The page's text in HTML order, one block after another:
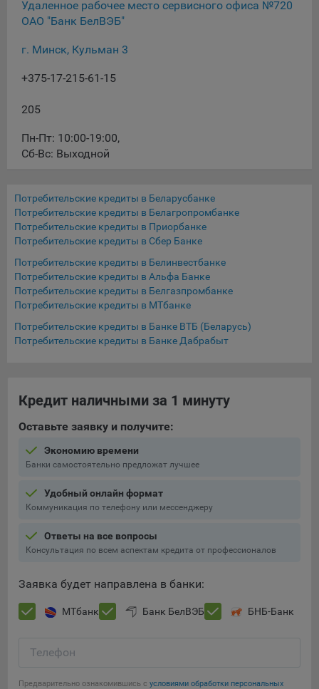
При этом, некоторые браузеры позволяют посещать
хранимый на компьютере объем информации и
того, субъект персональных данных может удалить ранее
опцию в истории браузера.
Подробнее о параметрах управления можно ознакомиться,
перейдя по внешним ссылкам, ведущим на
Firefox
Chrome
Safari
Opera
Microsoft Edge
Internet Explorer
16. Пользователь всегда может направить сообщение с
имеющимся у него вопросом, в части использования
Аналитические Cookie
Отключение аналитических cookie-файлов не позволит
определять предпочтения пользователей Сайта, в том
числе наиболее и наименее популярные страницы и
исходя из предпочтений пользователей
пользователей сайта.
предоставляемый ООО «Яндекс». Адрес: г. Москва, ул.
предоставляемый компанией Google, Inc. Адрес: Google,
Удаленное рабочее место сервисного офиса №720
ОАО "Банк БелВЭБ"
г. Минск, Кульман 3
+375-17-215-61-15
205
Пн-Пт: 10:00-19:00,
Сб-Вс: Выходной
Потребительские кредиты в Беларусбанке
Потребительские кредиты в Белагропромбанке
Потребительские кредиты в Приорбанке
Потребительские кредиты в Сбер Банке
Потребительские кредиты в Белинвестбанке
Потребительские кредиты в Альфа Банке
Потребительские кредиты в Белгазпромбанке
Потребительские кредиты в МТбанке
Потребительские кредиты в Банке ВТБ (Беларусь)
Потребительские кредиты в Банке Дабрабыт
Кредит наличными за 1 минуту
Оставьте заявку и получите:
Экономию времени
Банки самостоятельно предложат лучшее
Удобный онлайн формат
Коммуникация по телефону или мессенджеру
Ответы на все вопросы
Консультация по всем аспектам кредита от профессионалов
Заявка будет направлена в банки:
МТбанк Банк БелВЭБ БНБ-Банк
Телефон
Предварительно ознакомившись с условиями обработки персональных